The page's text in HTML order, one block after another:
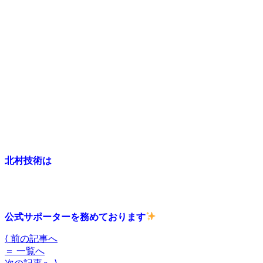
北村技術は
公式サポーターを務めております
⟨ 前の記事へ
＝ 一覧へ